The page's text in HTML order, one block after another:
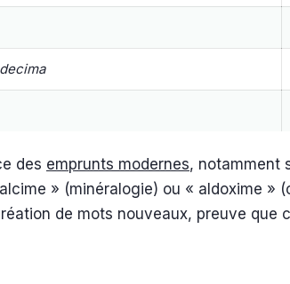
decima
des emprunts modernes, notamment
» (minéralogie) ou « aldoxime »
de mots nouveaux, preuve que